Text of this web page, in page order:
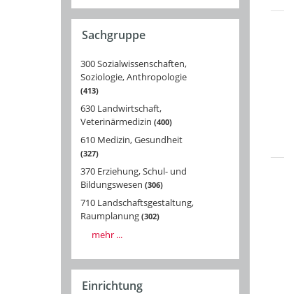
Sachgruppe
300 Sozialwissenschaften,
Soziologie, Anthropologie
413
630 Landwirtschaft,
Veterinärmedizin 400
610 Medizin, Gesundheit
327
370 Erziehung, Schul- und
Bildungswesen 306
710 Landschaftsgestaltung,
Raumplanung 302
mehr ...
Einrichtung